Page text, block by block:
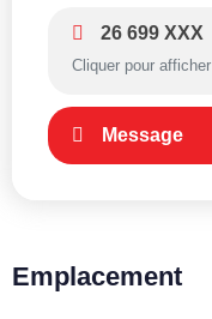
26 699 XXX
Cliquer pour afficher
Message
Emplacement